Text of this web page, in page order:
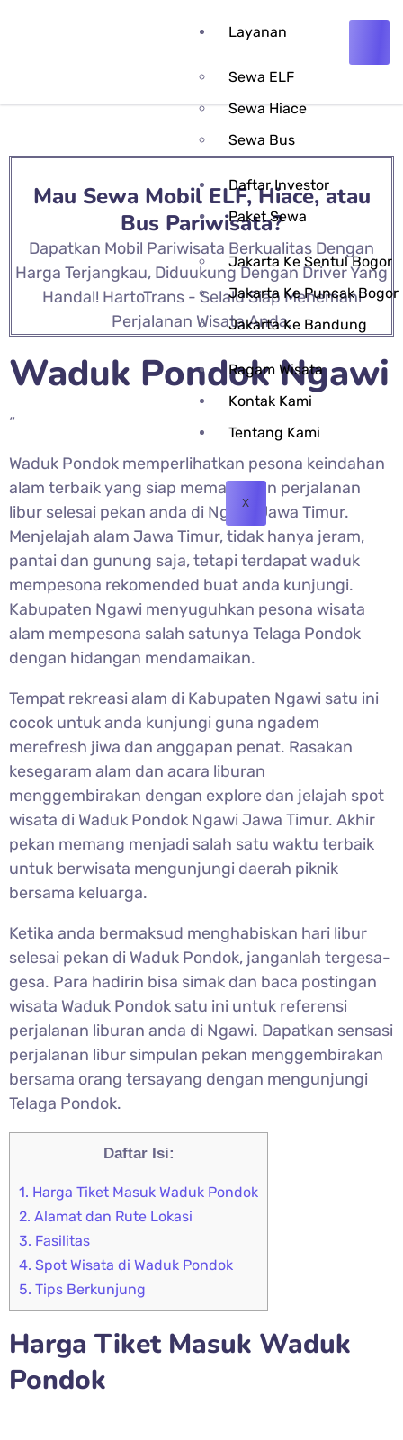
Layanan
Sewa ELF
Sewa Hiace
Sewa Bus
Daftar Investor
Paket Sewa
Jakarta Ke Sentul Bogor
Jakarta Ke Puncak Bogor
Jakarta Ke Bandung
Ragam Wisata
Kontak Kami
Tentang Kami
X
Mau Sewa Mobil ELF, Hiace, atau
Bus Pariwisata?
Dapatkan Mobil Pariwisata Berkualitas Dengan
Harga Terjangkau, Diduukung Dengan Driver Yang
Handal! HartoTrans - Selalu Siap Menemani
Perjalanan Wisata Anda.
Waduk Pondok Ngawi
“
Waduk Pondok memperlihatkan pesona keindahan
alam terbaik yang siap memanjakan perjalanan
libur selesai pekan anda di Ngawi Jawa Timur.
Menjelajah alam Jawa Timur, tidak hanya jeram,
pantai dan gunung saja, tetapi terdapat waduk
mempesona rekomended buat anda kunjungi.
Kabupaten Ngawi menyuguhkan pesona wisata
alam mempesona salah satunya Telaga Pondok
dengan hidangan mendamaikan.
Tempat rekreasi alam di Kabupaten Ngawi satu ini
cocok untuk anda kunjungi guna ngadem
merefresh jiwa dan anggapan penat. Rasakan
kesegaram alam dan acara liburan
menggembirakan dengan explore dan jelajah spot
wisata di Waduk Pondok Ngawi Jawa Timur. Akhir
pekan memang menjadi salah satu waktu terbaik
untuk berwisata mengunjungi daerah piknik
bersama keluarga.
Ketika anda bermaksud menghabiskan hari libur
selesai pekan di Waduk Pondok, janganlah tergesa-
gesa. Para hadirin bisa simak dan baca postingan
wisata Waduk Pondok satu ini untuk referensi
perjalanan liburan anda di Ngawi. Dapatkan sensasi
perjalanan libur simpulan pekan menggembirakan
bersama orang tersayang dengan mengunjungi
Telaga Pondok.
Daftar Isi:
1. Harga Tiket Masuk Waduk Pondok
2. Alamat dan Rute Lokasi
3. Fasilitas
4. Spot Wisata di Waduk Pondok
5. Tips Berkunjung
Harga Tiket Masuk Waduk
Pondok